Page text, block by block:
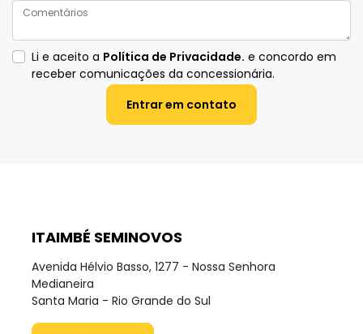
Li e aceito a Política de Privacidade. e concordo em
receber comunicações da concessionária.
Entrar em contato
ITAIMBÉ SEMINOVOS
Avenida Hélvio Basso, 1277 - Nossa Senhora
Medianeira
Santa Maria - Rio Grande do Sul